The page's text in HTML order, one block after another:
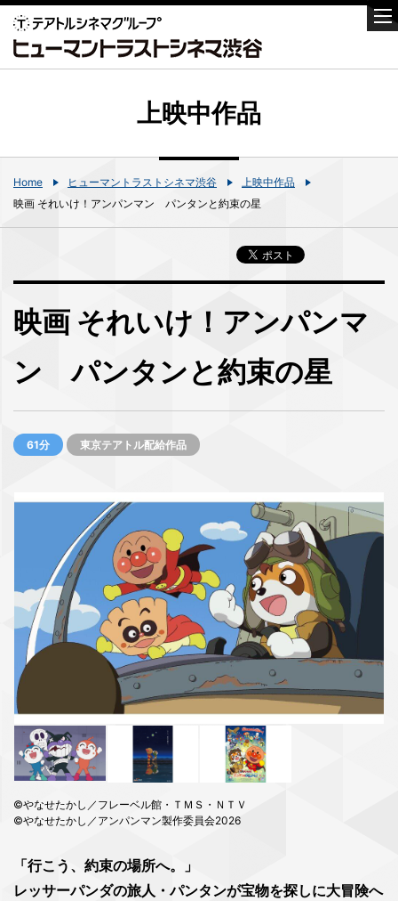
上映中作品
Home ヒューマントラストシネマ渋谷
上映中作品
映画 それいけ！アンパンマン パンタンと約束の星
映画 それいけ！アンパンマ
ン パンタンと約束の星
61分 東京テアトル配給作品
©やなせたかし／フレーベル館・ＴＭＳ・ＮＴＶ
©やなせたかし／アンパンマン製作委員会2026
「行こう、約束の場所へ。」
レッサーパンダの旅人・パンタンが宝物を探しに大冒険へ